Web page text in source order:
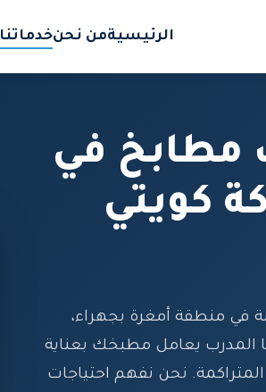
الرئيسيةمن نحنخدماتنا
مطابخ في
كويتي
منطقة أمغرة بجهراء،
المدرب يعامل مطبخك بعناية
نحن نفهم احتياجات